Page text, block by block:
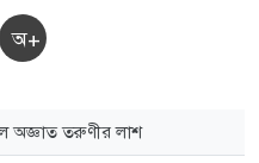
অ+
অজ্ঞাত তরুণীর লাশ